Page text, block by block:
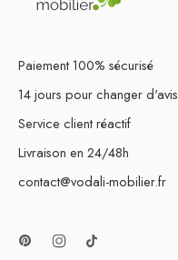
Paiement 100% sécurisé
14 jours pour changer d'avis
Service client réactif
Livraison en 24/48h
contact@vodali-mobilier.fr